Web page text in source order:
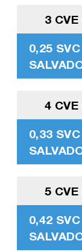
3
0,25
4
0,33
5
0,42